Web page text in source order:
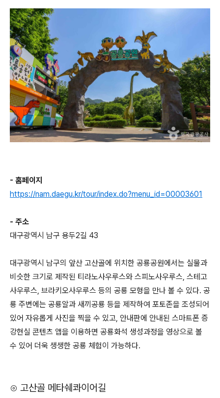
- 홈페이지
https://nam.daegu.kr/tour/index.do?menu_id=00003601
- 주소
대구광역시 남구 용두2길 43
대구광역시 남구의 앞산 고산골에 위치한 공룡공원에서는 실물과
비슷한 크기로 제작된 티라노사우루스와 스피노사우루스, 스테고
사우루스, 브라키오사우루스 등의 공룡 모형을 만나 볼 수 있다. 공
룡 주변에는 공룡알과 새끼공룡 등을 제작하여 포토존을 조성되어
있어 자유롭게 사진을 찍을 수 있고, 안내판에 안내된 스마트폰 증
강현실 콘텐츠 앱을 이용하면 공룡화석 생성과정을 영상으로 볼
수 있어 더욱 생생한 공룡 체험이 가능하다.
⊙ 고산골 메타쉐콰이어길